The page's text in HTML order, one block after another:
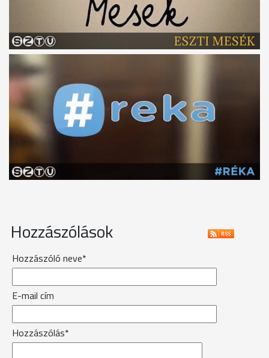
Hozzászólások
Hozzászóló neve*
E-mail cím
Hozzászólás*